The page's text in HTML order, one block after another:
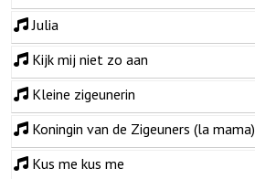
Julia
Kijk mij niet zo aan
Kleine zigeunerin
Koningin van de Zigeuners (la mama)
Kus me kus me